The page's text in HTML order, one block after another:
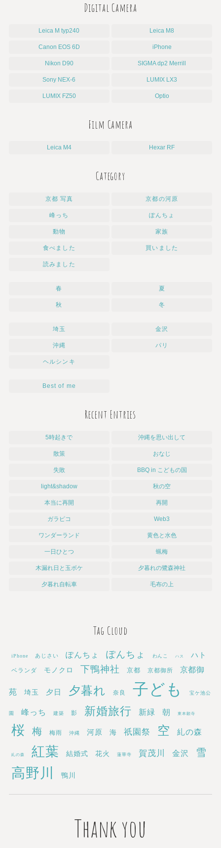
Digital Camera
Leica M typ240 Leica M8
Canon EOS 6D iPhone
Nikon D90 SIGMA dp2 Merrill
Sony NEX-6 LUMIX LX3
LUMIX FZ50 Optio
Film Camera
Leica M4 Hexar RF
Category
京都 写真 京都の河原
峰っち ぽんちょ
動物 家族
食べました 買いました
読みました
春 夏
秋 冬
埼玉 金沢
沖縄 パリ
ヘルシンキ
Best of me
Recent Entries
5時起きで 沖縄を思い出して
散策 おなじ
失敗 BBQ in こどもの国
light&shadow 秋の空
本当に再開 再開
ガラピコ Web3
ワンダーランド 黄色と水色
一日ひとつ 蝋梅
木漏れ日と玉ボケ 夕暮れの鷺森神社
夕暮れ自転車 毛布の上
Tag Cloud
iPhone あじさい ぽんちょ ぽんちょ わんこ ハス ハト
ベランダ モノクロ 下鴨神社 京都 京都御所 京都御
苑 埼玉 夕日 夕暮れ 奈良 子ども 宝ケ池公
園 峰っち 建築 影 新婚旅行 新緑 朝 東本願寺
桜 梅 梅雨 沖縄 河原 海 祇園祭 空 糺の森
糺の森 紅葉 結婚式 花火 蓮華寺 賀茂川 金沢 雪
高野川 鴨川
Thank you